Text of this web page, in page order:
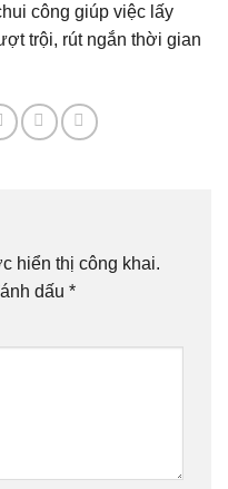
công giúp việc lấy
trội, rút ngắn thời gian
hiển thị công khai.
dấu *